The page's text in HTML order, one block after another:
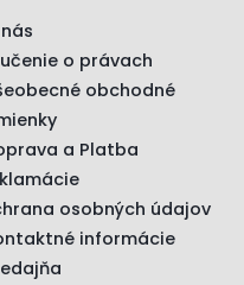
o právach
obchodné
a Platba
osobných údajov
informácie